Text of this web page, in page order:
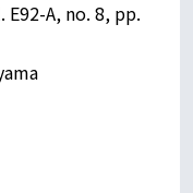
E92-A, no. 8, pp.